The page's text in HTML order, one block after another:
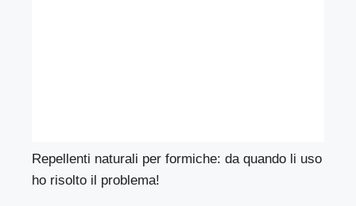
Repellenti naturali per formiche: da quando li uso
ho risolto il problema!